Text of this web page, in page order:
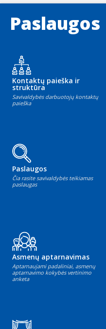
Paslaugos
Kontaktų paieška ir
struktūra
Savivaldybės darbuotojų kontaktų
paieška
Paslaugos
Čia rasite savivaldybės teikiamas
paslaugas
Asmenų aptarnavimas
Aptarnaujami padaliniai, asmenų
aptarnavimo kokybės vertinimo
anketa